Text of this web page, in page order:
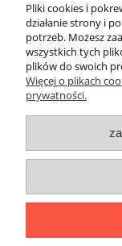
Zdrój
Pliki cookies i
działanie strony i
potrzeb. Możesz
wszystkich tych
plików do swoich
Więcej o plikach
prywatności.